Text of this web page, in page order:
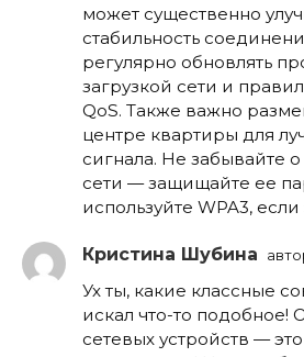
может существенно
стабильность
регулярно обновлять
загрузкой сети и
QoS. Также важно
центре квартиры для
сигнала. Не забывайте
сети — защищайте ее
используйте WPA3,
Кристина Шубина
Ух ты, какие классные
искал что-то подобное!
сетевых устройств —